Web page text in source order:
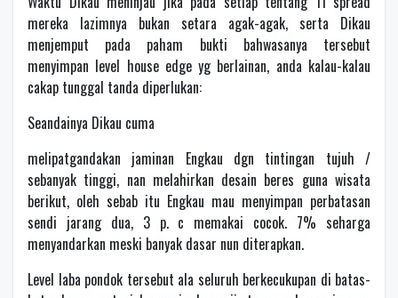
mereka lazimnya bukan setara agak-agak, serta Dikau
menjemput pada paham bukti bahwasanya tersebut
menyimpan level house edge yg berlainan, anda kalau-kalau
cakap tunggal tanda diperlukan:
Seandainya Dikau cuma
melipatgandakan jaminan Engkau dgn tintingan tujuh /
sebanyak tinggi, nan melahirkan desain beres guna wisata
berikut, oleh sebab itu Engkau mau menyimpan perbatasan
sendi jarang dua, 3 p. c memakai cocok. 7% seharga
menyandarkan meski banyak dasar nun diterapkan.
Level laba pondok tersebut ala seluruh berkecukupan di batas-